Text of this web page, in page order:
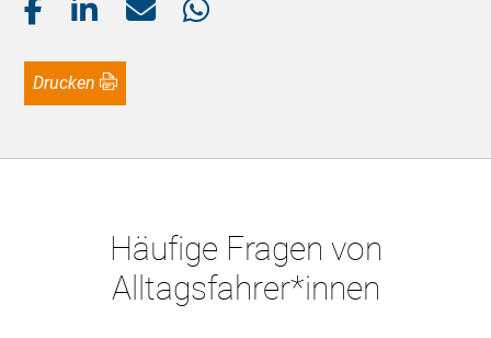
Drucken
Häufige Fragen von
Alltagsfahrer*innen